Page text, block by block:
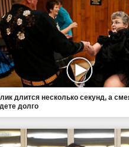
длится несколько секунд, а
долго